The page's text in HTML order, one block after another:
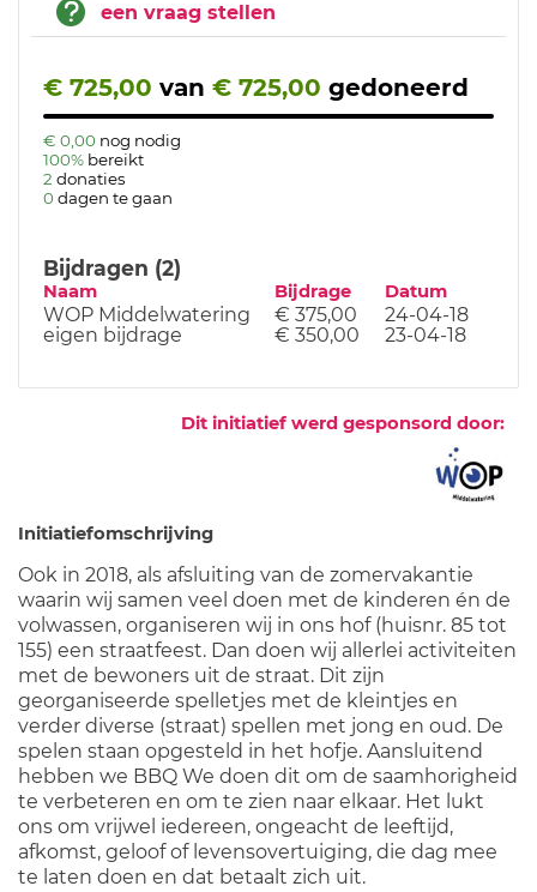
een vraag stellen
€ 725,00 van € 725,00 gedoneerd
€ 0,00 nog nodig
100% bereikt
2 donaties
0 dagen te gaan
Bijdragen (2)
Naam Bijdrage Datum
WOP Middelwatering € 375,00
24-04-18
eigen bijdrage
€ 350,00 23-04-18
Dit initiatief werd gesponsord door:
Initiatiefomschrijving
Ook in 2018, als afsluiting van de zomervakantie
waarin wij samen veel doen met de kinderen én de
volwassen, organiseren wij in ons hof (huisnr. 85 tot
155) een straatfeest. Dan doen wij allerlei activiteiten
met de bewoners uit de straat. Dit zijn
georganiseerde spelletjes met de kleintjes en
verder diverse (straat) spellen met jong en oud. De
spelen staan opgesteld in het hofje. Aansluitend
hebben we BBQ We doen dit om de saamhorigheid
te verbeteren en om te zien naar elkaar. Het lukt
ons om vrijwel iedereen, ongeacht de leeftijd,
afkomst, geloof of levensovertuiging, die dag mee
te laten doen en dat betaalt zich uit.